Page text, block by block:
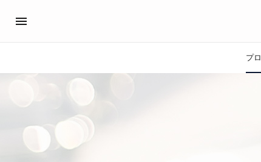
プ
プロポーズサポート
プロポーズ
スペシャルプロポーズイベント